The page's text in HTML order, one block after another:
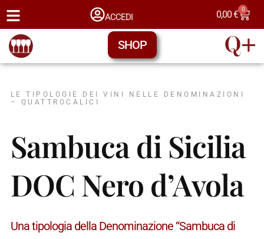
ACCEDI 0,00€ 0
SHOP
LE TIPOLOGIE DEI VINI NELLE DENOMINAZIONI
– QUATTROCALICI
Sambuca di Sicilia
DOC Nero d’Avola
Una tipologia della Denominazione “Sambuca di